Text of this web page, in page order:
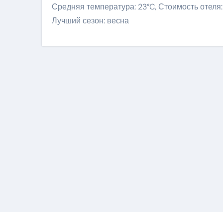
Средняя температура: 23°C, Стоимость
Лучший сезон: весна